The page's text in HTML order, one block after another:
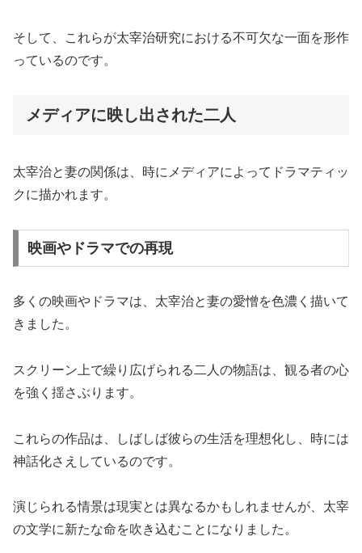
そして、これらが太宰治研究における不可欠な一面を形作
っているのです。
メディアに映し出された二人
太宰治と妻の関係は、時にメディアによってドラマティッ
クに描かれます。
映画やドラマでの再現
多くの映画やドラマは、太宰治と妻の愛憎を色濃く描いて
きました。
スクリーン上で繰り広げられる二人の物語は、観る者の心
を強く揺さぶります。
これらの作品は、しばしば彼らの生活を理想化し、時には
神話化さえしているのです。
演じられる情景は現実とは異なるかもしれませんが、太宰
の文学に新たな命を吹き込むことになりました。